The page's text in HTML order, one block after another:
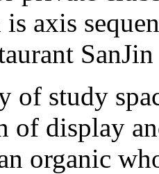
axis
SanJin
of study
of display
organic